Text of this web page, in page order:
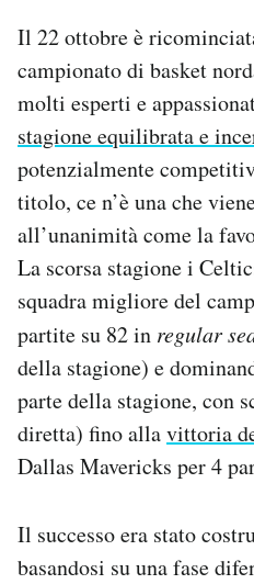
AREA PERSONALE
Area Personale
Newsletter
Hai bisogno di aiuto?
Esci
Il 22 ottobre è
campionato di basket
molti esperti e
stagione equilibrata e
potenzialmente
titolo, ce n’è una che
all’unanimità come la
La scorsa stagione i
squadra migliore del
partite su 82 in regular
della stagione) e
parte della stagione, con
diretta) fino allavittoria
Dallas Mavericks per 4
Il successo era stato
basandosi su una fase